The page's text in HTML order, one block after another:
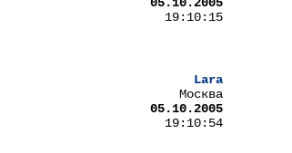
19:10:15
Lara
Москва
05.10.2005
19:10:54